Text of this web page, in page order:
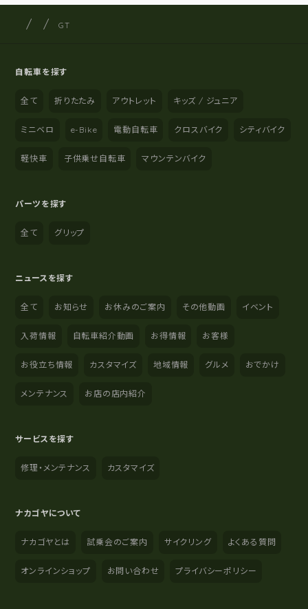
サイト内の現在地
サイクルショップナカゴヤ
GT
自転車を探す
全て 折りたたみ アウトレット キッズ / ジュニア
ミニベロ e-Bike 電動自転車 クロスバイク シティバイク
軽快車 子供乗せ自転車 マウンテンバイク
パーツを探す
全て グリップ
ニュースを探す
全て お知らせ お休みのご案内 その他動画 イベント
入荷情報 自転車紹介動画 お得情報 お客様
お役立ち情報 カスタマイズ 地域情報 グルメ おでかけ
メンテナンス お店の店内紹介
サービスを探す
修理・メンテナンス カスタマイズ
ナカゴヤについて
ナカゴヤとは 試乗会のご案内 サイクリング よくある質問
オンラインショップ お問い合わせ プライバシーポリシー